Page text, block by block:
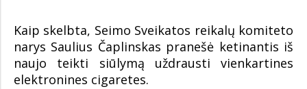
Kaip skelbta, Seimo Sveikatos reikalų komiteto
narys Saulius Čaplinskas pranešė ketinantis iš
naujo teikti siūlymą uždrausti vienkartines
elektronines cigaretes.